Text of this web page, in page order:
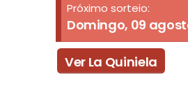
Próximo sorteio:
Domingo, 09
Ver La Quiniela